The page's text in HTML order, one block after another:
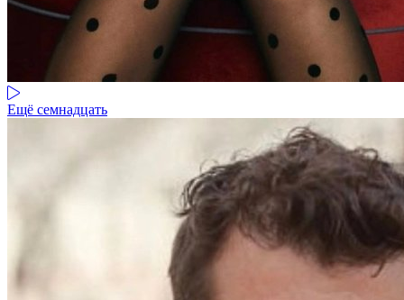
Ещё семнадцать